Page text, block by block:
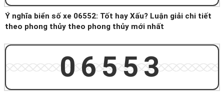
Ý nghĩa biển số xe 06552: Tốt hay Xấu? Luận giải chi tiết
theo phong thủy theo phong thủy mới nhất
06553